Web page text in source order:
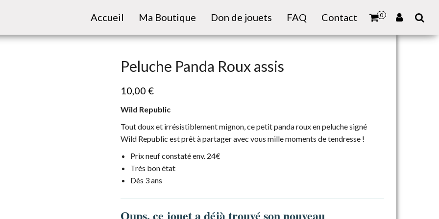
0
Accueil Ma Boutique Don de jouets FAQ Contact
Peluche Panda Roux assis
10,00€
Wild Republic
Tout doux et irrésistiblement mignon, ce petit panda roux en peluche signé
Wild Republic est prêt à partager avec vous mille moments de tendresse !
Prix neuf constaté env. 24€
Très bon état
Dès 3 ans
Oups, ce jouet a déjà trouvé son nouveau